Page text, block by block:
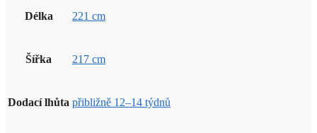
Délka 221 cm
Šířka 217 cm
Dodací lhůta přibližně 12–14 týdnů